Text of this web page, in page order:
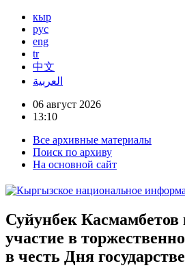
кыр
рус
eng
tr
中文
العربية
06 август 2026
13:10
Все архивные материалы
Поиск по архиву
На основной сайт
Суйунбек Касмамбетов
участие в
в честь Дня